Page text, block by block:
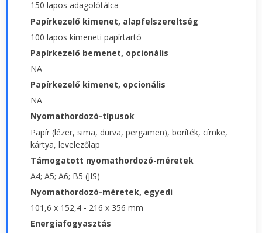
150 lapos adagolótálca
Papírkezelő kimenet, alapfelszereltség
100 lapos kimeneti papírtartó
Papírkezelő bemenet, opcionális
NA
Papírkezelő kimenet, opcionális
NA
Nyomathordozó-típusok
Papír (lézer, sima, durva, pergamen), boríték, címke,
kártya, levelezőlap
Támogatott nyomathordozó-méretek
A4; A5; A6; B5 (JIS)
Nyomathordozó-méretek, egyedi
101,6 x 152,4 - 216 x 356 mm
Energiafogyasztás